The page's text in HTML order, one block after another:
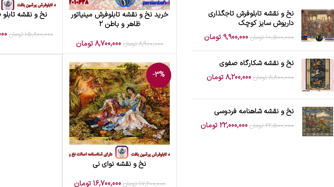
نخ و نقشه تابلوفرش تاجگذاری
داریوش سایز کوچک
10,500,000 تومان 9,900,000 تومان
نخ و نقشه شکارگاه صفوی
8,800,000 تومان 8,200,000تومان
نخ و نقشه شاهنامه فردوسی
22,500,000 تومان 22,000,000تومان
افزودن به سبد خرید
خرید نخ و نقشه تابلوفرش مینیاتور
ظاهر و باطن 2
8,900,000 تومان 8,700,000تومان
افزودن به سبد خرید
نخ و نقشه
15,800,000 تومان
-3%
افزودن به سبد خرید
نخ و نقشه نوای نی
17,200,000 تومان 16,700,000 تومان